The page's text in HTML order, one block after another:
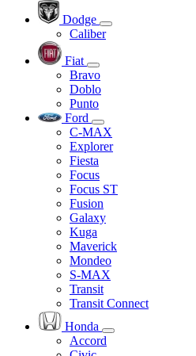
Dodge
Caliber
Fiat
Bravo
Doblo
Punto
Ford
C-MAX
Explorer
Fiesta
Focus
Focus ST
Fusion
Galaxy
Kuga
Maverick
Mondeo
S-MAX
Transit
Transit Connect
Honda
Accord